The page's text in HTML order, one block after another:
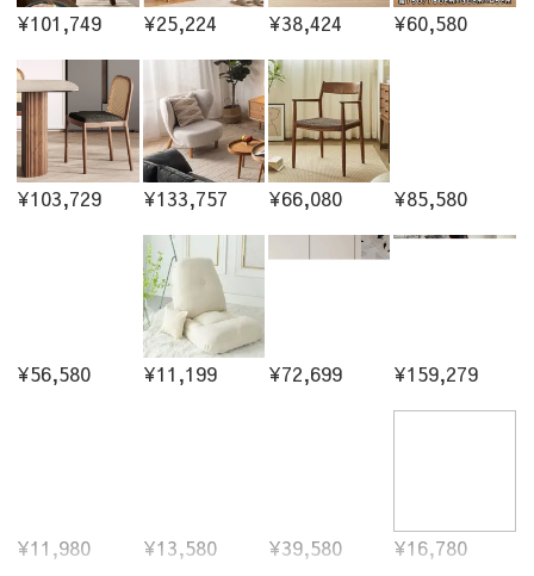
¥101,749 ¥25,224 ¥38,424 ¥60,580
¥103,729 ¥133,757 ¥66,080 ¥85,580
¥56,580 ¥11,199 ¥72,699 ¥159,279
¥11,980 ¥13,580 ¥39,580
¥16,780